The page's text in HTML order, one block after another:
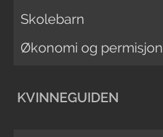
Skolebarn
Økonomi og permisjon
KVINNEGUIDEN